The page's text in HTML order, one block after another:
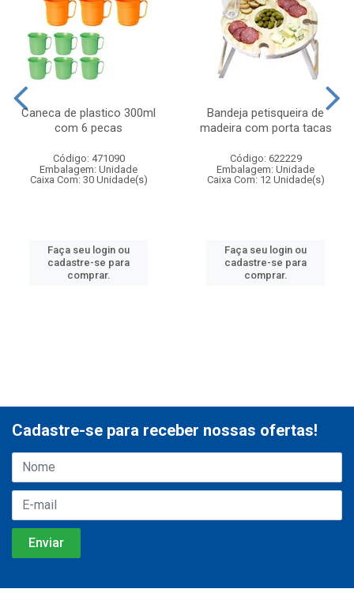
Caneca de plastico 300ml
com 6 pecas
Código: 471090
Embalagem: Unidade
Caixa Com: 30 Unidade(s)
Faça seu login ou
cadastre-se para
comprar.
Bandeja petisqueira de
madeira com porta tacas
Código: 622229
Embalagem: Unidade
Caixa Com: 12 Unidade(s)
Faça seu login ou
cadastre-se para
comprar.
Cadastre-se para receber nossas ofertas!